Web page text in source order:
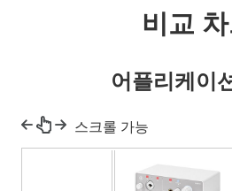
비교
어플리케이
스크롤 가능